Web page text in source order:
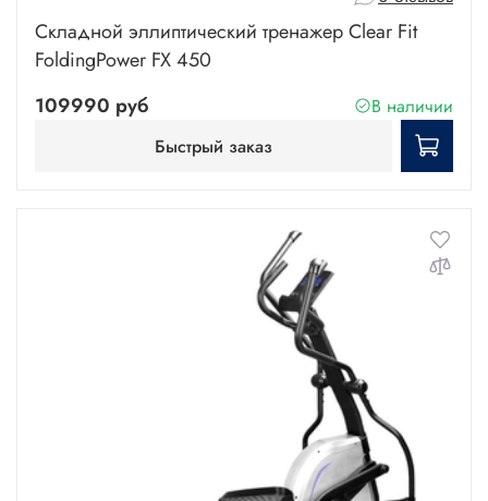
Складной эллиптический тренажер Clear Fit
FoldingPower FX 450
109990 руб
В наличии
Быстрый заказ